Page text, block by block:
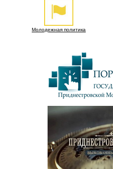
Молодежная политика